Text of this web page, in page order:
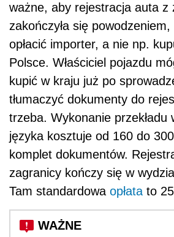
ważne, aby rejestracja auta z
zakończyła się
opłacić importer, a nie np.
Polsce. Właściciel pojazdu
kupić w kraju już po
tłumaczyć dokumenty do
trzeba. Wykonanie przekładu
języka kosztuje od 160 do
komplet dokumentów.
zagranicy kończy się w
Tam standardowa opłatato